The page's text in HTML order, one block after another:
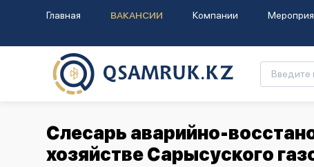
Главная ВАКАНСИИ Компании
Слесарь аварийно-
хозяйстве Сарысуского